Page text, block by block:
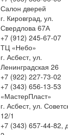
Салон дверей
г. Кировград, ул.
Свердлова 67А
+7 (912) 245-67-07
ТЦ «Небо»
г. Асбест, ул.
Ленинградская 26
+7 (922) 227-73-02
+7 (343) 656-13-53
«МастерПласт»
г. Асбест, ул.
12/1
+7 (343) 657-44-82,